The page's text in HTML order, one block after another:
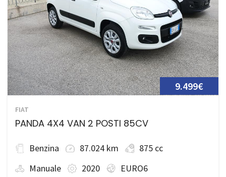
9.499€
FIAT
PANDA 4X4 VAN 2 POSTI 85CV
Benzina 87.024 km
875 cc
Manuale
2020 EURO6